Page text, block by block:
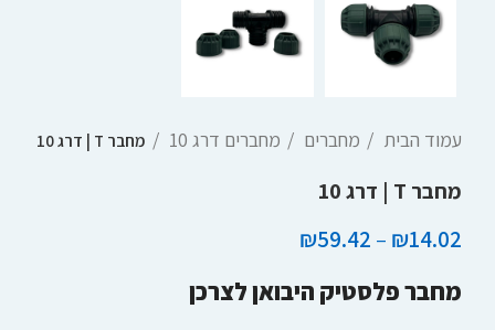
עמוד הבית מחברים מחברים דרג 10 מחבר T | דרג 10
מחבר T | דרג 10
₪14.02
–
₪59.42
מחבר פלסטיק היבואן לצרכן